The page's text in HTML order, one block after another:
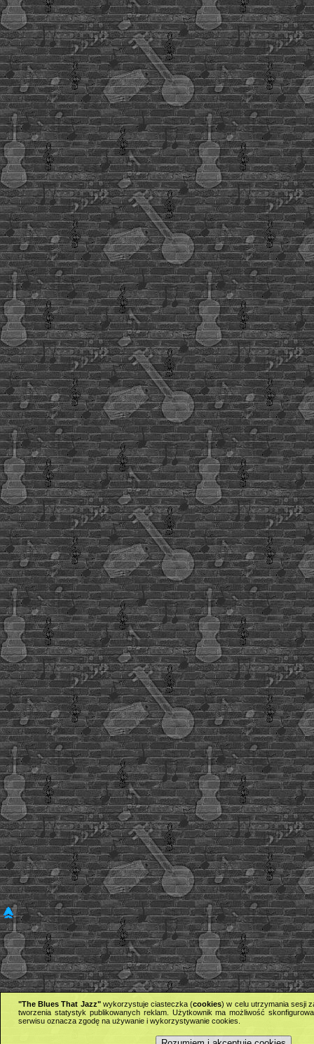
"The Blues That Jazz"wykorzystuje ciasteczka (cookies) w celu utrzymania sesji
tworzenia statystyk publikowanych reklam. Użytkownik ma możliwość
serwisu oznacza zgodę na używanie i wykorzystywanie cookies.